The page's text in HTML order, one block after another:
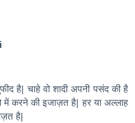
है| चाहे वो शादी अपनी पसंद की है
में करने की इजाज़त है| हर या अल्लाह
है|